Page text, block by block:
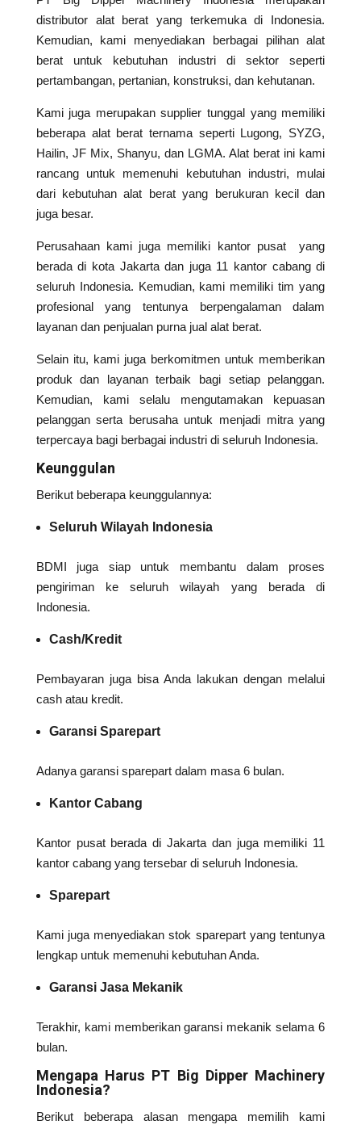
distributor alat berat yang terkemuka di Indonesia.
Kemudian, kami menyediakan berbagai pilihan alat
berat untuk kebutuhan industri di sektor seperti
pertambangan, pertanian, konstruksi, dan kehutanan.
Kami juga merupakan supplier tunggal yang memiliki
beberapa alat berat ternama seperti Lugong, SYZG,
Hailin, JF Mix, Shanyu, dan LGMA. Alat berat ini kami
rancang untuk memenuhi kebutuhan industri, mulai
dari kebutuhan alat berat yang berukuran kecil dan
juga besar.
Perusahaan kami juga memiliki kantor pusat yang
berada di kota Jakarta dan juga 11 kantor cabang di
seluruh Indonesia. Kemudian, kami memiliki tim yang
profesional yang tentunya berpengalaman dalam
layanan dan penjualan purna jual alat berat.
Selain itu, kami juga berkomitmen untuk memberikan
produk dan layanan terbaik bagi setiap pelanggan.
Kemudian, kami selalu mengutamakan kepuasan
pelanggan serta berusaha untuk menjadi mitra yang
terpercaya bagi berbagai industri di seluruh Indonesia.
Keunggulan
Berikut beberapa keunggulannya:
Seluruh Wilayah Indonesia
BDMI juga siap untuk membantu dalam proses
pengiriman ke seluruh wilayah yang berada di
Indonesia.
Cash/Kredit
Pembayaran juga bisa Anda lakukan dengan melalui
cash atau kredit.
Garansi Sparepart
Adanya garansi sparepart dalam masa 6 bulan.
Kantor Cabang
Kantor pusat berada di Jakarta dan juga memiliki 11
kantor cabang yang tersebar di seluruh Indonesia.
Sparepart
Kami juga menyediakan stok sparepart yang tentunya
lengkap untuk memenuhi kebutuhan Anda.
Garansi Jasa Mekanik
Terakhir, kami memberikan garansi mekanik selama 6
bulan.
Mengapa Harus PT Big Dipper Machinery
Indonesia?
Berikut beberapa alasan mengapa memilih kami